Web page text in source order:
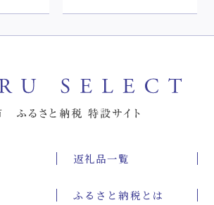
返礼品一覧
ふるさと納税とは